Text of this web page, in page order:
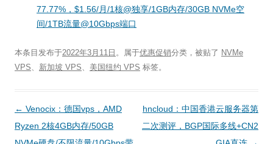
77.77%，$1.56/月/1核@独享/1GB内存/30GB NVMe空
间/1TB流量@10Gbps端口
本条目发布于2022年3月11日 。属于优惠促销分类，被贴了 NVMe
VPS
新加坡 VPS 美国纽约 VPS 标签。
文
章
← Venocix：德国vps，AMD
Ryzen 2核4GB内存/50GB
hncloud：中国香港云服务器第
二次测评，BGP国际多线+CN2